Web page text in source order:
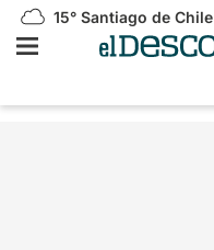
15° Santiago de Chile